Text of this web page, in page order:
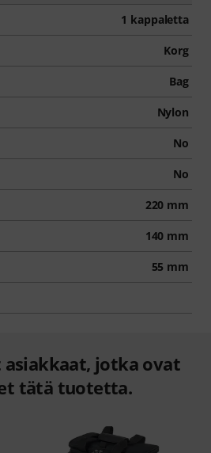
1 kappaletta
Korg
Bag
Nylon
No
No
220 mm
140 mm
55 mm
jotka ovat
tätä tuotetta.